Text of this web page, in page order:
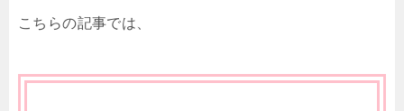
こちらの記事では、